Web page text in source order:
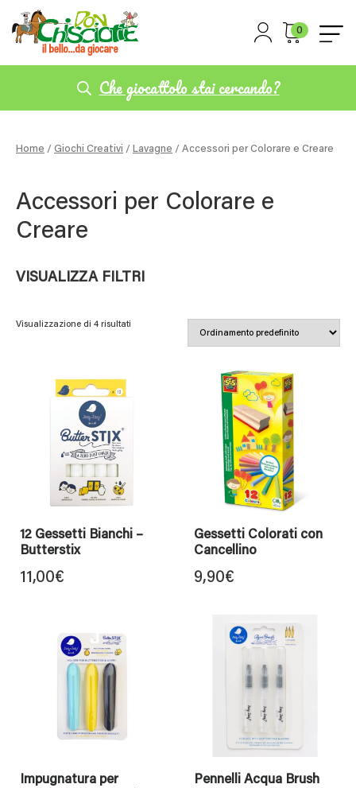
0
Che giocattolo stai cercando?
Home / Giochi Creativi / Lavagne / Accessori per Colorare e Creare
Accessori per Colorare e
Creare
VISUALIZZA FILTRI
Visualizzazione di 4 risultati
12 Gessetti Bianchi –
Butterstix
11,00€
Gessetti Colorati con
Cancellino
9,90€
Impugnatura per
Pennelli Acqua Brush